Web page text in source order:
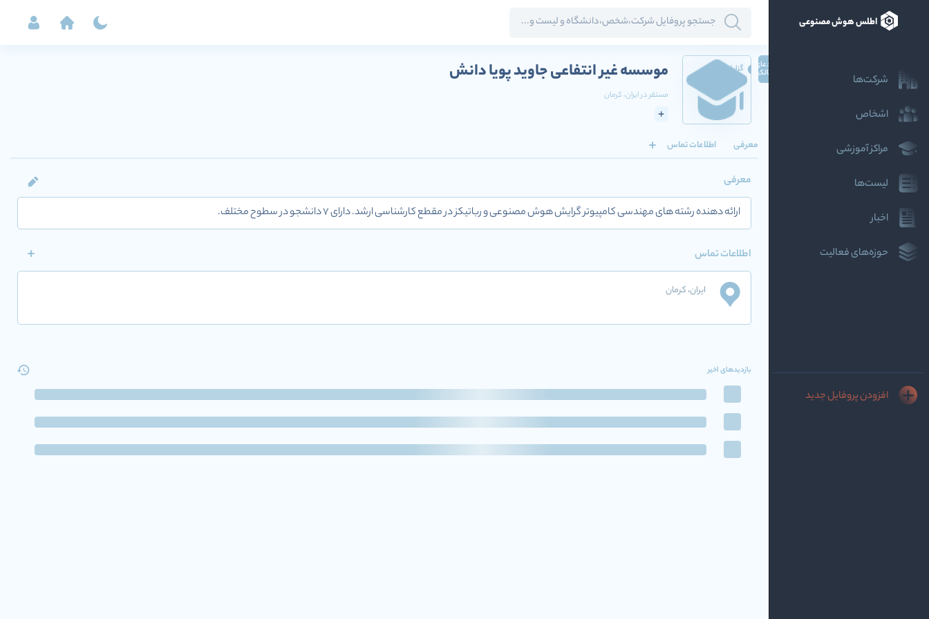
اطلس هوش مصنوعی
شرکت‌ها
اشخاص
مراکز آموزشی
لیست‌ها
اخبار
حوزه‌های فعالیت
افزودن پروفایل جدید
موسسه غیر انتفاعی جاوید پویا دانش
مستقر درایران، کرمان
ادعای
مالکیت گزارش
معرفی اطلاعات تماس
معرفی
ارائه دهنده رشته های مهندسی کامپیوتر گرایش هوش مصنوعی و رباتیکز در مقطع کارشناسی ارشد. دارای 7 دانشجو در سطوح مختلف.
اطلاعات تماس
ایران، کرمان
بازدیدهای اخیر